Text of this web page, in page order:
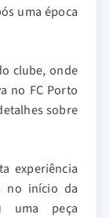
uma época
clube, onde
no FC Porto
sobre
experiência
no início da
uma peça